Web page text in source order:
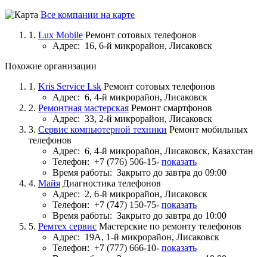
Все компании на карте
1. Lux Mobile Ремонт сотовых телефонов
Адрес: 16, 6-й микрорайон, Лисаковск
Похожие организации
1. Kris Service Lsk Ремонт сотовых телефонов
Адрес: 6, 4-й микрорайон, Лисаковск
2. Ремонтная мастерская Ремонт смартфонов
Адрес: 33, 2-й микрорайон, Лисаковск
3. Сервис компьютерной техники Ремонт мобильных
телефонов
Адрес: 6, 4-й микрорайон, Лисаковск, Казахстан
Телефон: +7 (776) 506-15- показать
Время работы: Закрыто до завтра до 09:00
4. Майя Диагностика телефонов
Адрес: 2, 6-й микрорайон, Лисаковск
Телефон: +7 (747) 150-75- показать
Время работы: Закрыто до завтра до 10:00
5. Ремтех сервис Мастерские по ремонту телефонов
Адрес: 19А, 1-й микрорайон, Лисаковск
Телефон: +7 (777) 666-10- показать